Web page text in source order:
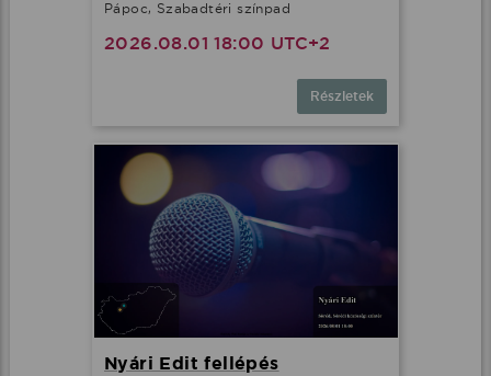
Pápoc, Szabadtéri színpad
2026.08.01 18:00 UTC+2
Részletek
Nyári Edit fellépés